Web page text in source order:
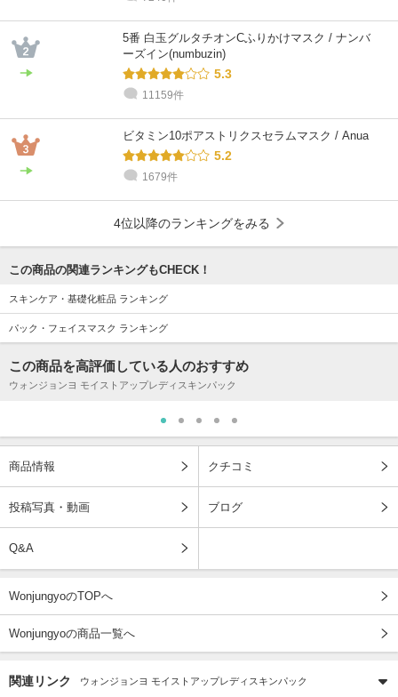
5番 白玉グルタチオンCふりかけマスク / ナンバ
ーズイン(numbuzin)
5.3
11159件
ビタミン10ポアストリクスセラムマスク / Anua
5.2
1679件
4位以降のランキングをみる
この商品の関連ランキングもCHECK！
スキンケア・基礎化粧品 ランキング
パック・フェイスマスク ランキング
この商品を高評価している人のおすすめ
ウォンジョンヨ モイストアップレディスキンパック
商品情報 クチコミ
投稿写真・動画 ブログ
Q&A
WonjungyoのTOPへ
Wonjungyoの商品一覧へ
関連リンク ウォンジョンヨ モイストアップレディスキンパック